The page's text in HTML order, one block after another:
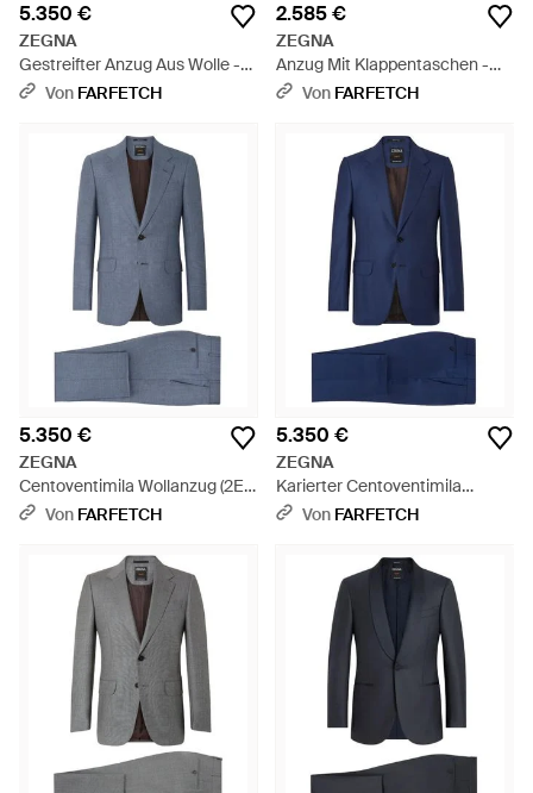
5.350 €
ZEGNA
Gestreifter Anzug Aus Wolle -
BlauVon FARFETCH
2.585 €
ZEGNA
Anzug Mit Klappentaschen -
BlauVon FARFETCH
5.350 €
ZEGNA
Centoventimila Wollanzug (2Er-
Set) - Blau
Von FARFETCH
5.350 €
ZEGNA
Karierter Centoventimila
Wollanzug - Blau
Von FARFETCH